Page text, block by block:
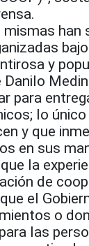
mismas han
y
para
lo
y que
en sus
la
de
el
o
las